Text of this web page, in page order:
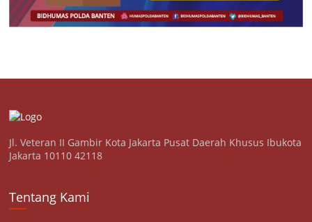
Jl. Veteran II Gambir Kota Jakarta Pusat Daerah Khusus Ibukota
Jakarta 10110 42118
Tentang Kami